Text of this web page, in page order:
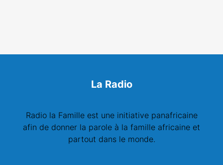
La Radio
Radio la Famille est une initiative panafricaine
afin de donner la parole à la famille africaine et
partout dans le monde.